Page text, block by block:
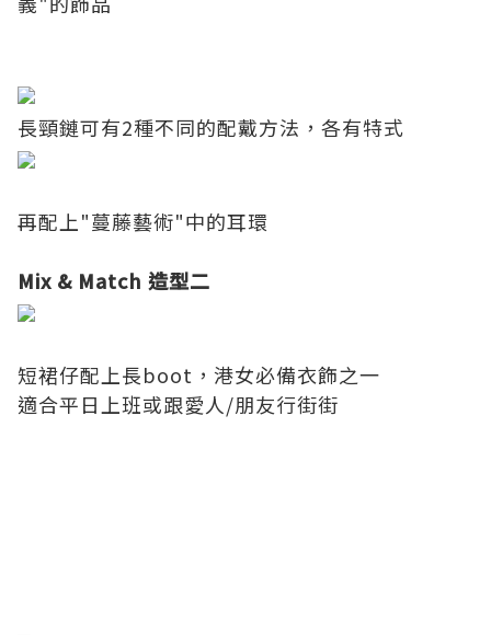
長頸鏈可有2種不同的配戴方法，各有特式
再配上"蔓藤藝術"中的耳環
Mix & Match 造型二
短裙仔配上長boot，港女必備衣飾之一
適合平日上班或跟愛人/朋友行街街